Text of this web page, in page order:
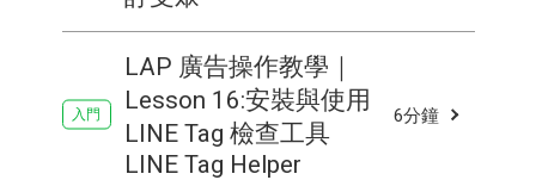
LAP 廣告操作教學｜
Lesson 16:安裝與使用
LINE Tag 檢查工具
LINE Tag Helper
6分鐘